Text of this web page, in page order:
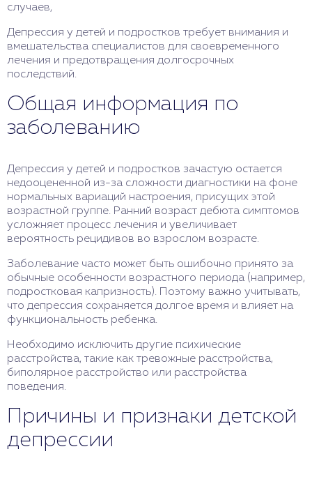
случаев,
Депрессия у детей и подростков требует внимания и
вмешательства специалистов для своевременного
лечения и предотвращения долгосрочных
последствий.
Общая информация по
заболеванию
Депрессия у детей и подростков зачастую остается
недооцененной из-за сложности диагностики на фоне
нормальных вариаций настроения, присущих этой
возрастной группе. Ранний возраст дебюта симптомов
усложняет процесс лечения и увеличивает
вероятность рецидивов во взрослом возрасте.
Заболевание часто может быть ошибочно принято за
обычные особенности возрастного периода (например,
подростковая капризность). Поэтому важно учитывать,
что депрессия сохраняется долгое время и влияет на
функциональность ребенка.
Необходимо исключить другие психические
расстройства, такие как тревожные расстройства,
биполярное расстройство или расстройства
поведения.
Причины и признаки детской
депрессии